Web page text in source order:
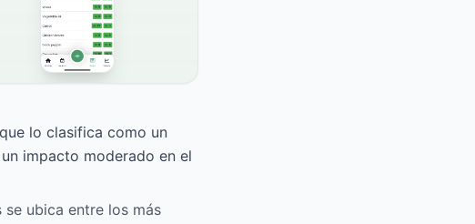
lo clasifica como un
impacto moderado en el
ubica entre los más